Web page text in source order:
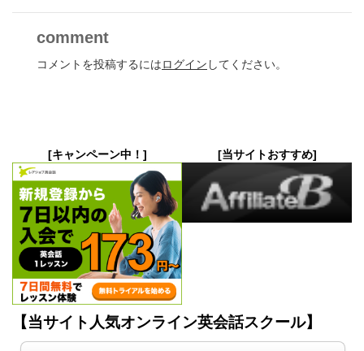
comment
コメントを投稿するにはログイン してください。
[キャンペーン中！] [当サイトおすすめ]
【当サイト人気オンライン英会話スクール】